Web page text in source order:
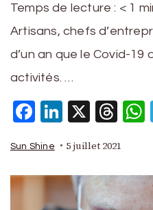
Temps de lecture : < 1
Artisans, chefs
d’un an que le Covid-19
activités. …
Facebook
LinkedIn
X
Sun Shine 5 juillet 2021